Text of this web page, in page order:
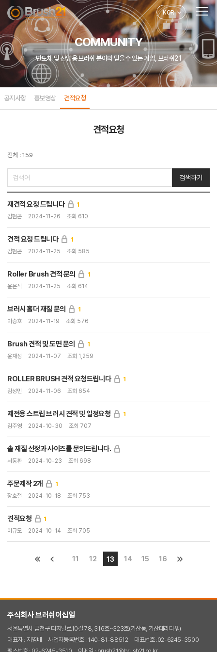
KOR
COMMUNITY
반도체 및 산업용 브러쉬 분야의 믿을수 있는 기업, 브러쉬21
공지사항 홍보영상 견적요청
견적요청
전체 : 159
검색하기
재견적 요청 드립니다 1
김현곤 2024-11-26 조회 610
견적 요청 드립니다 1
김현곤 2024-11-25 조회 585
Roller Brush 견적 문의 1
윤은석 2024-11-25 조회 614
브러시 홀더 재질 문의 1
이승호 2024-11-19 조회 576
Brush 견적 및 도면 문의 1
윤재성 2024-11-07 조회 1,259
ROLLER BRUSH 견적 요청드립니다 1
김성민 2024-11-06 조회 654
제전용 스트립 브러시 견적 및 일정요청 1
김주영 2024-10-30 조회 707
솔 재질 선정과 사이즈를 문의드립니다.
서동환 2024-10-23 조회 698
주문제작 2개 1
장호철 2024-10-18 조회 753
견적요청 1
이규모 2024-10-14 조회 705
11 12 13 14 15 16
주식회사 브러쉬이십일
서울특별시 금천구 디지털로10길 78, 316호~323호(가산동, 가산테라타워)
대표자 : 지영배
사업자등록번호 : 140-81-88512
대표번호 :02-6245-3500